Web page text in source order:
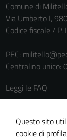
Comune di
Via Umberto I,
Codice fiscale /
PEC:
Centralino unico:
Leggi le FAQ
Segnalazione
Richiesta
Questo sito
cookie di